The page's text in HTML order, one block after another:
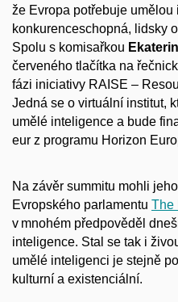
že Evropa potřebuje
konkurenceschopná, lidsky
Spolu s komisařkou
červeného tlačítka na
fázi iniciativy RAISE –
Jedná se o virtuální institut,
umělé inteligence a bude
eur z programu Horizon
Na závěr summitu mohli
Evropského parlamentu The
v mnohém předpověděl
inteligence. Stal se tak i
umělé inteligenci je stejně
kulturní a existenciální.